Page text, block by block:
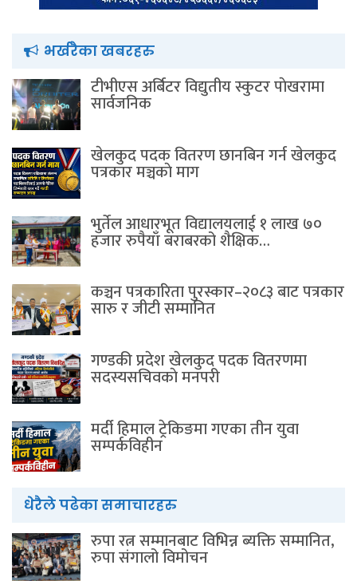
भर्खरैका खबरहरु
टीभीएस अर्बिटर विद्युतीय स्कुटर पाेखरामा
सार्वजनिक
खेलकुद पदक वितरण छानबिन गर्न खेलकुद
पत्रकार मञ्चकाे माग
भुर्तेल आधारभूत विद्यालयलाई १ लाख ७०
हजार रुपैयाँ बराबरको शैक्षिक…
कञ्चन पत्रकारिता पुरस्कार–२०८३ बाट पत्रकार
सारु र जीटी सम्मानित
गण्डकी प्रदेश खेलकुद पदक वितरणमा
सदस्यसचिवकाे मनपरी
मर्दी हिमाल ट्रेकिङमा गएका तीन युवा
सम्पर्कविहीन
धेरैले पढेका समाचारहरु
रुपा रत्न सम्मानबाट विभिन्न ब्यक्ति सम्मानित,
रुपा संगालो विमोचन